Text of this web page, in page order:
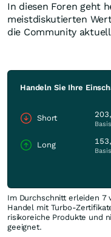
In diesen Foren geht
meistdiskutierten
die Community
Handeln Sie Ihre
Short
Long
Im Durchschnitt erleiden 7
Handel mit Turbo-
risikoreiche Produkte und
geeignet.